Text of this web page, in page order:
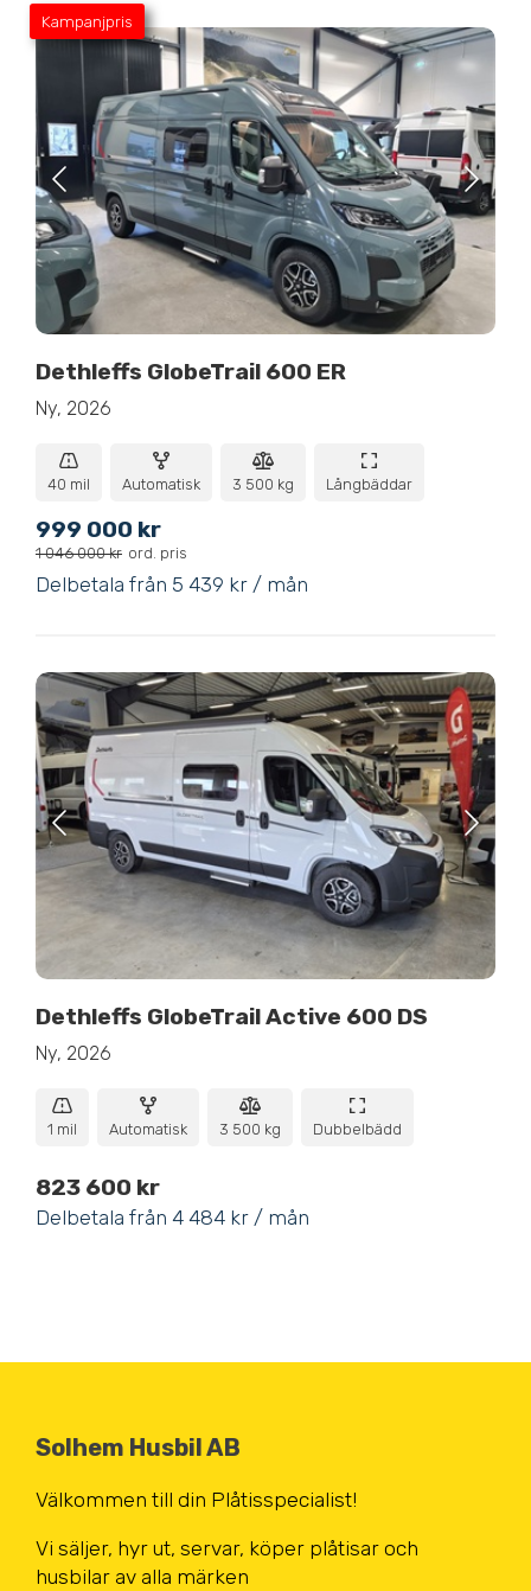
Kampanjpris
Dethleffs GlobeTrail 600 ER
Ny, 2026
40 mil Automatisk 3 500 kg Långbäddar
999 000 kr
1 046 000 kr ord. pris
Delbetala från 5 439 kr / mån
Dethleffs GlobeTrail Active 600 DS
Ny, 2026
1 mil Automatisk 3 500 kg Dubbelbädd
823 600 kr
Delbetala från 4 484 kr / mån
Solhem Husbil AB
Välkommen till din Plåtisspecialist!
Vi säljer, hyr ut, servar, köper plåtisar och
husbilar av alla märken